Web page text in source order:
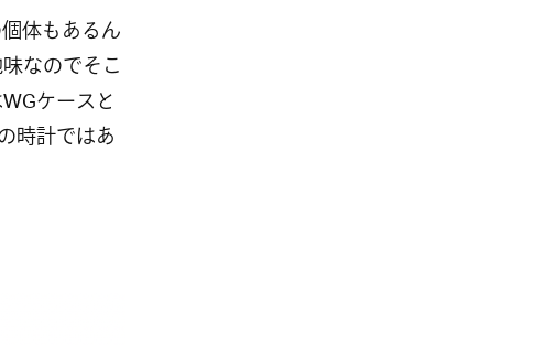
体もあるん
なのでそこ
ケースと
時計ではあ